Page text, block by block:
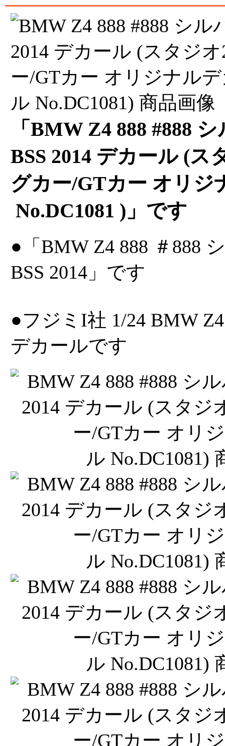
「BMW Z4 888 #888
BSS 2014 デカール (ス
グカー/GTカー オリジ
No.DC1081 )」です
●「BMW Z4 888 ＃888
BSS 2014」です
●フジミI社 1/24 BMW
デカールです